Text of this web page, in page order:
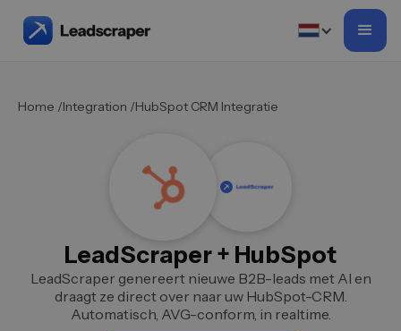
Home /Integration /HubSpot CRM Integratie
LeadScraper + HubSpot
LeadScraper genereert nieuwe B2B-leads met AI en
draagt ze direct over naar uw HubSpot-CRM.
Automatisch, AVG-conform, in realtime.